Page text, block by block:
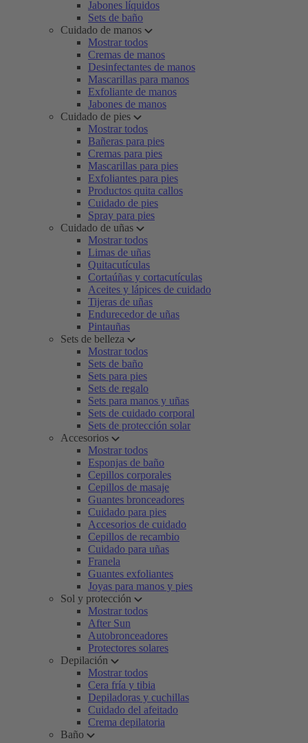
Jabones líquidos
Sets de baño
Cuidado de manos
Mostrar todos
Cremas de manos
Desinfectantes de manos
Mascarillas para manos
Exfoliante de manos
Jabones de manos
Cuidado de pies
Mostrar todos
Bañeras para pies
Cremas para pies
Mascarillas para pies
Exfoliantes para pies
Productos quita callos
Cuidado de pies
Spray para pies
Cuidado de uñas
Mostrar todos
Limas de uñas
Quitacutículas
Cortaúñas y cortacutículas
Aceites y lápices de cuidado
Tijeras de uñas
Endurecedor de uñas
Pintauñas
Sets de belleza
Mostrar todos
Sets de baño
Sets para pies
Sets de regalo
Sets para manos y uñas
Sets de cuidado corporal
Sets de protección solar
Accesorios
Mostrar todos
Esponjas de baño
Cepillos corporales
Cepillos de masaje
Guantes bronceadores
Cuidado para pies
Accesorios de cuidado
Cepillos de recambio
Cuidado para uñas
Franela
Guantes exfoliantes
Joyas para manos y pies
Sol y protección
Mostrar todos
After Sun
Autobronceadores
Protectores solares
Depilación
Mostrar todos
Cera fría y tibia
Depiladoras y cuchillas
Cuidado del afeitado
Crema depilatoria
Baño